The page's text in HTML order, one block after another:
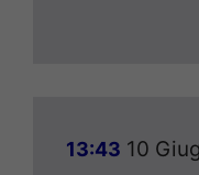
13:43 10